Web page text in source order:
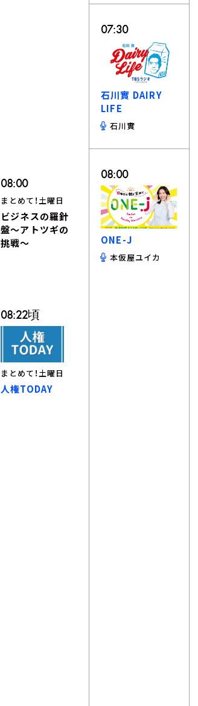
07:30
石川實 DAIRY
LIFE
石川實
08:00
まとめて！土曜日
ビジネスの羅針
盤～アトツギの
挑戦～
08:00
ONE-J
本仮屋ユイカ
08:22頃
まとめて！土曜日
人権TODAY